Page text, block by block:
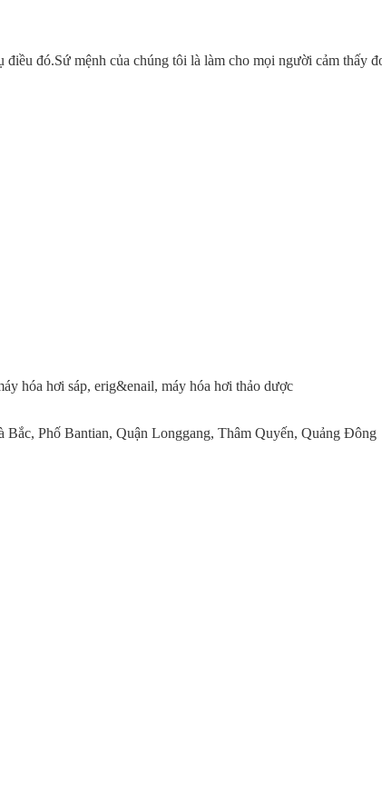
đó.Sứ mệnh của chúng tôi là làm cho mọi người cảm thấy
hóa hơi sáp, erig&enail, máy hóa hơi thảo dược
Phố Bantian, Quận Longgang, Thâm Quyến, Quảng Đông